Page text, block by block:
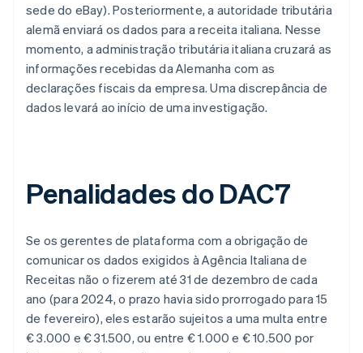
sede do eBay). Posteriormente, a autoridade tributária
alemã enviará os dados para a receita italiana. Nesse
momento, a administração tributária italiana cruzará as
informações recebidas da Alemanha com as
declarações fiscais da empresa. Uma discrepância de
dados levará ao início de uma investigação.
Penalidades do DAC7
Se os gerentes de plataforma com a obrigação de
comunicar os dados exigidos à Agência Italiana de
Receitas não o fizerem até 31 de dezembro de cada
ano (para 2024, o prazo havia sido prorrogado para 15
de fevereiro), eles estarão sujeitos a uma multa entre
€ 3.000 e € 31.500, ou entre € 1.000 e € 10.500 por